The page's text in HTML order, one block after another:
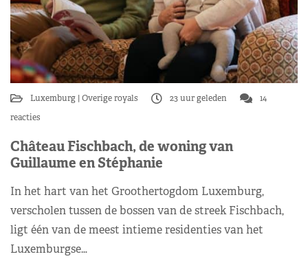
Luxemburg Overige royals 23 uur geleden
14
reacties
Château Fischbach, de woning van
Guillaume en Stéphanie
In het hart van het Groothertogdom Luxemburg,
verscholen tussen de bossen van de streek Fischbach,
ligt één van de meest intieme residenties van het
Luxemburgse…